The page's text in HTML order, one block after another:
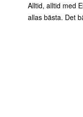
Alltid, alltid med
allas bästa. Det